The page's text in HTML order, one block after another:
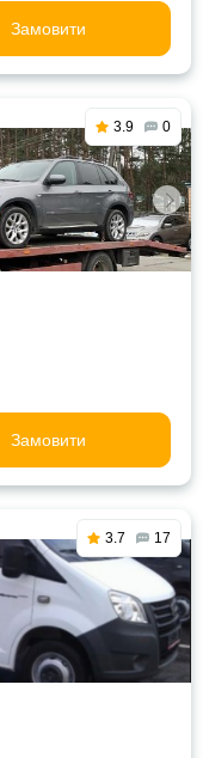
Замовити
3.9 0
Замовити
3.7 17